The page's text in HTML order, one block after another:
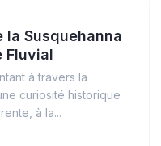
la Susquehanna
Fluvial
à travers la
curiosité historique
à la...